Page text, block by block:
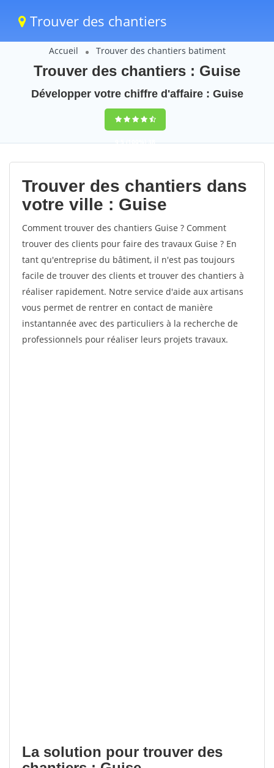
Trouver des chantiers
Accueil Trouver des chantiers batiment
Trouver des chantiers : Guise
Développer votre chiffre d'affaire : Guise
9,5(100%)38
votes
Trouver des chantiers dans
votre ville : Guise
Comment trouver des chantiers Guise ? Comment
trouver des clients pour faire des travaux Guise ? En
tant qu'entreprise du bâtiment, il n'est pas toujours
facile de trouver des clients et trouver des chantiers à
réaliser rapidement. Notre service d'aide aux artisans
vous permet de rentrer en contact de manière
instantannée avec des particuliers à la recherche de
professionnels pour réaliser leurs projets travaux.
La solution pour trouver des